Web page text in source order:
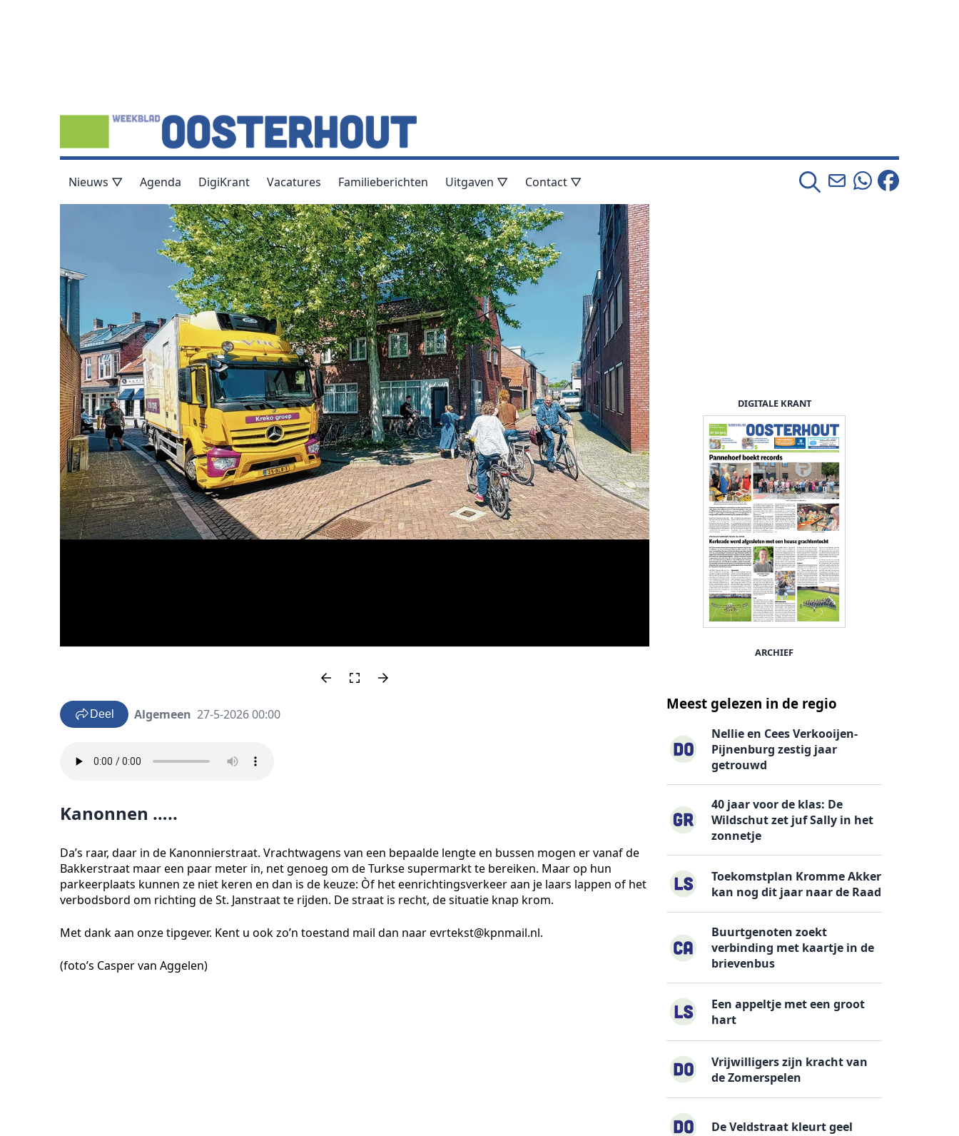
Nieuws ▽ Agenda DigiKrant Vacatures Familieberichten Uitgaven ▽ Contact ▽
Deel Algemeen 27-5-2026 00:00
Kanonnen …..
Da’s raar, daar in de Kanonnierstraat. Vrachtwagens van een bepaalde lengte en bussen mogen er vanaf de
Bakkerstraat maar een paar meter in, net genoeg om de Turkse supermarkt te bereiken. Maar op hun
parkeerplaats kunnen ze niet keren en dan is de keuze: Òf het eenrichtingsverkeer aan je laars lappen of het
verbodsbord om richting de St. Janstraat te rijden. De straat is recht, de situatie knap krom.
Met dank aan onze tipgever. Kent u ook zo’n toestand mail dan naar evrtekst@kpnmail.nl.
(foto’s Casper van Aggelen)
DIGITALE KRANT
ARCHIEF
Meest gelezen in de regio
Nellie en Cees Verkooijen-
Pijnenburg zestig jaar
getrouwd
40 jaar voor de klas: De
Wildschut zet juf Sally in het
zonnetje
Toekomstplan Kromme Akker
kan nog dit jaar naar de Raad
Buurtgenoten zoekt
verbinding met kaartje in de
brievenbus
Een appeltje met een groot
hart
Vrijwilligers zijn kracht van
de Zomerspelen
De Veldstraat kleurt geel